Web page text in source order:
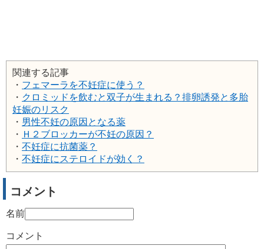
関連する記事
・ フェマーラを不妊症に使う？
・ クロミッドを飲むと双子が生まれる？排卵誘発と多胎
妊娠のリスク
・ 男性不妊の原因となる薬
・ Ｈ２ブロッカーが不妊の原因？
・ 不妊症に抗菌薬？
・ 不妊症にステロイドが効く？
コメント
名前
コメント